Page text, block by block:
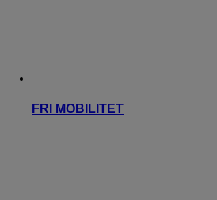
FRI MOBILITET